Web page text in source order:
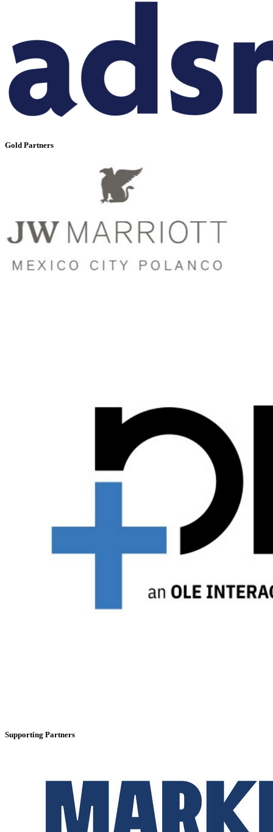
Gold Partners
Supporting Partners